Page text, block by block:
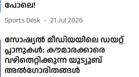
പോലെ!
Sports Desk 21 Jul 2026
സോഷ്യൽ മീഡിയയിലെ ഡയറ്റ്
പ്ലാനുകൾ: കൗമാരക്കാരെ
വഴിതെറ്റിക്കുന്ന യൂട്യൂബ്
അൽഗോരിതങ്ങൾ